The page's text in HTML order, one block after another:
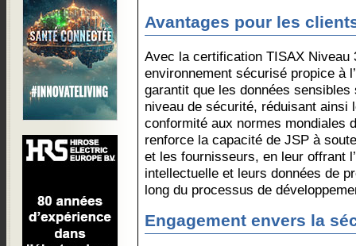
Avantages pour les
Avec la certification TISAX
environnement sécurisé propice à
garantit que les données
niveau de sécurité, réduisant ainsi
conformité aux normes mondiales
renforce la capacité de JSP à
et les fournisseurs, en leur offrant
intellectuelle et leurs données de
long du processus de
Engagement envers la